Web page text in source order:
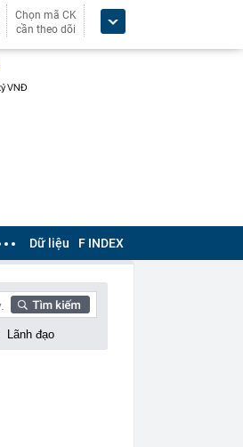
Chọn mã CK
cần theo dõi
Dữ liệu F INDEX
Lãnh đạo